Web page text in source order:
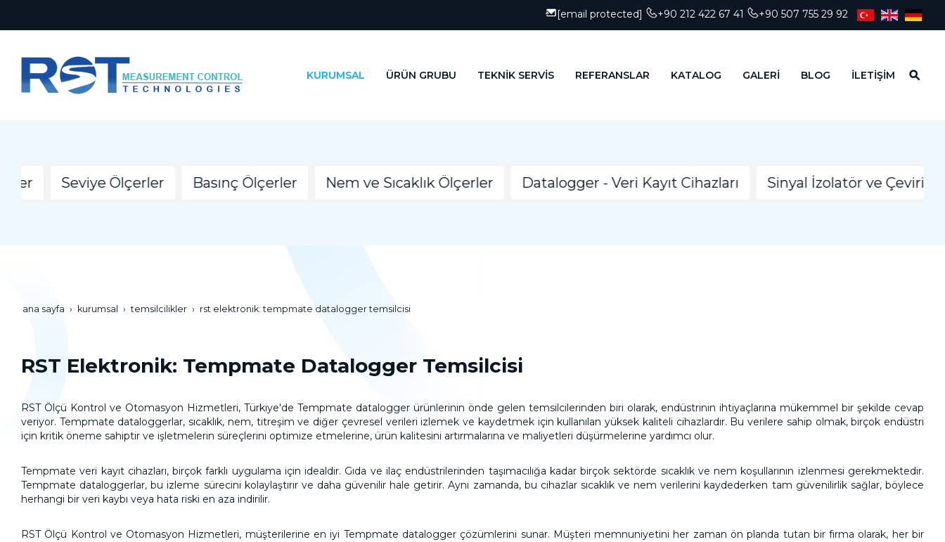
[email protected] +90 212 422 67 41 +90 507 755 29 92
KURUMSAL ÜRÜN GRUBU TEKNİK SERVİS REFERANSLAR KATALOG GALERİ BLOG İLETİŞİM
Seviye Ölçerler Basınç Ölçerler Nem ve Sıcaklık Ölçerler Datalogger - Veri Kayıt Cihazları Sinyal İzolatör ve Çeviriciler
ana sayfa kurumsal temsilcilikler rst elektronik: tempmate datalogger temsilcisi
RST Elektronik: Tempmate Datalogger Temsilcisi
RST Ölçü Kontrol ve Otomasyon Hizmetleri, Türkiye'de Tempmate datalogger ürünlerinin önde gelen temsilcilerinden biri olarak, endüstrinin ihtiyaçlarına mükemmel bir şekilde cevap
veriyor. Tempmate dataloggerlar, sıcaklık, nem, titreşim ve diğer çevresel verileri izlemek ve kaydetmek için kullanılan yüksek kaliteli cihazlardır. Bu verilere sahip olmak, birçok endüstri
için kritik öneme sahiptir ve işletmelerin süreçlerini optimize etmelerine, ürün kalitesini artırmalarına ve maliyetleri düşürmelerine yardımcı olur.
Tempmate veri kayıt cihazları, birçok farklı uygulama için idealdir. Gıda ve ilaç endüstrilerinden taşımacılığa kadar birçok sektörde sıcaklık ve nem koşullarının izlenmesi gerekmektedir.
Tempmate dataloggerlar, bu izleme sürecini kolaylaştırır ve daha güvenilir hale getirir. Aynı zamanda, bu cihazlar sıcaklık ve nem verilerini kaydederken tam güvenilirlik sağlar, böylece
herhangi bir veri kaybı veya hata riski en aza indirilir.
RST Ölçü Kontrol ve Otomasyon Hizmetleri, müşterilerine en iyi Tempmate datalogger çözümlerini sunar. Müşteri memnuniyetini her zaman ön planda tutan bir firma olarak, her bir